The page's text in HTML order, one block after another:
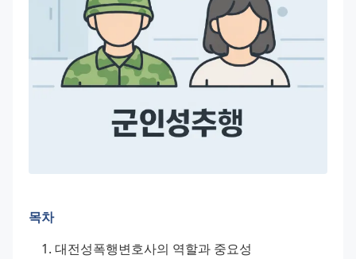
목차
대전성폭행변호사의 역할과 중요성